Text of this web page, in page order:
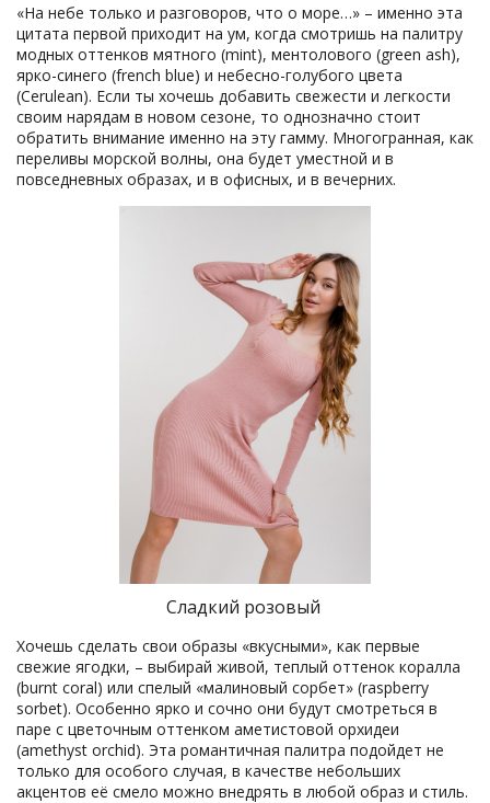
«На небе только и разговоров, что о море…» – именно эта
цитата первой приходит на ум, когда смотришь на палитру
модных оттенков мятного (mint), ментолового (green ash),
ярко-синего (french blue) и небесно-голубого цвета
(Cerulean). Если ты хочешь добавить свежести и легкости
своим нарядам в новом сезоне, то однозначно стоит
обратить внимание именно на эту гамму. Многогранная, как
переливы морской волны, она будет уместной и в
повседневных образах, и в офисных, и в вечерних.
Сладкий розовый
Хочешь сделать свои образы «вкусными», как первые
свежие ягодки, – выбирай живой, теплый оттенок коралла
(burnt coral) или спелый «малиновый сорбет» (raspberry
sorbet). Особенно ярко и сочно они будут смотреться в
паре с цветочным оттенком аметистовой орхидеи
(amethyst orchid). Эта романтичная палитра подойдет не
только для особого случая, в качестве небольших
акцентов её смело можно внедрять в любой образ и стиль.